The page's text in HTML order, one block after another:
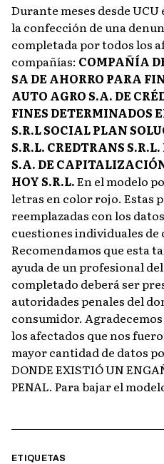
Durante meses desde
la confección de una
completada por todos los
compañías: COMPAÑÍA
SA DE AHORRO PARA
AUTO AGRO S.A. DE
FINES DETERMINADOS
S.R.LSOCIAL PLAN
S.R.L. CREDTRANS S.R.L.
S.A. DE
HOY S.R.L.En el modelo
letras en color rojo. Estas
reemplazadas con los
cuestiones individuales de
Recomendamos que esta
ayuda de un profesional
completado deberá ser
autoridades penales del
consumidor.
los afectados que nos
mayor cantidad de datos
DONDE EXISTIÓ UN
PENAL. Para bajar el
ETIQUETAS